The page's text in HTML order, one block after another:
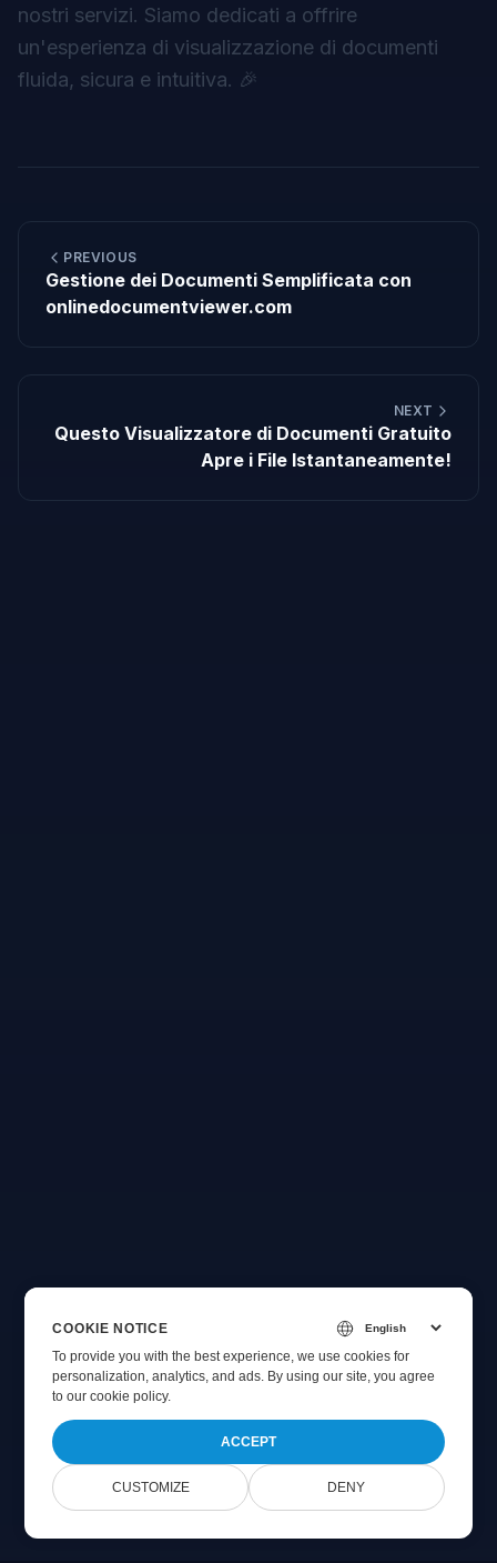
nostri servizi. Siamo dedicati a offrire
un'esperienza di visualizzazione di documenti
fluida, sicura e intuitiva. 🎉
PREVIOUS
Gestione dei Documenti Semplificata con
onlinedocumentviewer.com
NEXT
Questo Visualizzatore di Documenti Gratuito
Apre i File Istantaneamente!
COOKIE NOTICE
To provide you with the best experience, we use cookies for
personalization, analytics, and ads. By using our site, you agree
toour cookie policy.
ACCEPT
CUSTOMIZE DENY